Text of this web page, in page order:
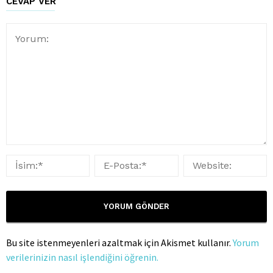
Bu site istenmeyenleri azaltmak için Akismet kullanır.Yorum
verilerinizin nasıl işlendiğini öğrenin.